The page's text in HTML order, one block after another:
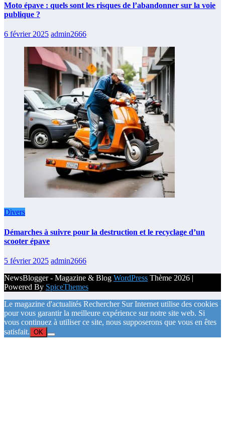
Moto épave : quels sont les risques de l’abandonner sur la voie
publique ?
6 février 2025 admin2666
Divers
Démarches à suivre pour la destruction et le recyclage d’un
scooter épave
5 février 2025 admin2666
NewsBlogger - Magazine & Blog WordPress Thème 2026 |
Powered By SpiceThemes
Le magazine d'actualités Rechercher Sur Internet utilise des cookies
pour vous garantir la meilleure expérience sur notre site web. Si
vous continuez à utiliser ce site, nous supposerons que vous en êtes
satisfait. OK